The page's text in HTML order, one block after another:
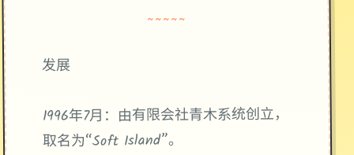
~~~~~
发展
1996年7月：由有限会社青木系统创立，
取名为“Soft Island”。